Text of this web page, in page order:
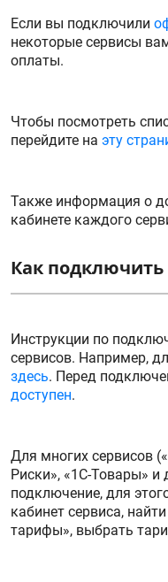
Если вы подключили
некоторые сервисы
оплаты.
Чтобы посмотреть
перейдите на эту
Также информация о
кабинете каждого
Как подключить
Инструкции по
сервисов. Например,
здесь. Перед
доступен.
Для многих сервисов
Риски», «1С-Товары» и
подключение, для
кабинет сервиса,
тарифы», выбрать